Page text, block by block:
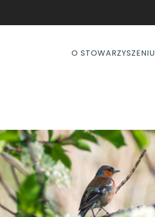
O STOWARZYSZENIU